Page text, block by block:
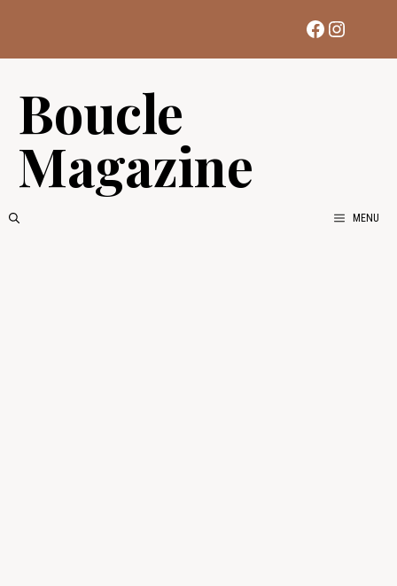
contenu
Facebook
Boucle
Magazine
MENU